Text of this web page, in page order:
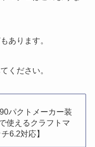
あります。
ください。
パクトメーカー装
使えるクラフトマ
6.2対応】